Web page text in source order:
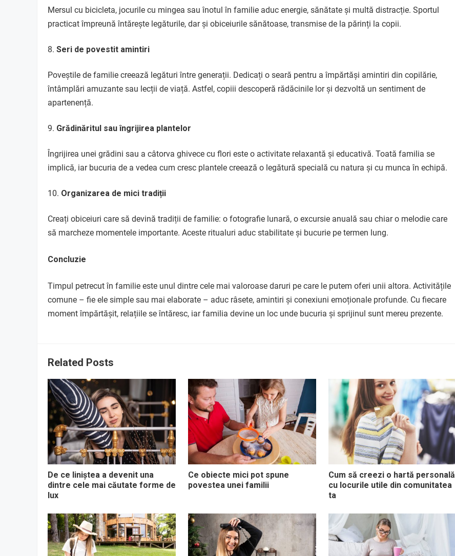
Mersul cu bicicleta, jocurile cu mingea sau înotul în familie aduc energie, sănătate și multă distracție. Sportul
practicat împreună întărește legăturile, dar și obiceiurile sănătoase, transmise de la părinți la copii.
Seri de povestit amintiri
Poveștile de familie creează legături între generații. Dedicați o seară pentru a împărtăși amintiri din copilărie,
întâmplări amuzante sau lecții de viață. Astfel, copiii descoperă rădăcinile lor și dezvoltă un sentiment de
apartenență.
Grădinăritul sau îngrijirea plantelor
Îngrijirea unei grădini sau a câtorva ghivece cu flori este o activitate relaxantă și educativă. Toată familia se
implică, iar bucuria de a vedea cum cresc plantele creează o legătură specială cu natura și cu munca în echipă.
Organizarea de mici tradiții
Creați obiceiuri care să devină tradiții de familie: o fotografie lunară, o excursie anuală sau chiar o melodie care
să marcheze momentele importante. Aceste ritualuri aduc stabilitate și bucurie pe termen lung.
Concluzie
Timpul petrecut în familie este unul dintre cele mai valoroase daruri pe care le putem oferi unii altora. Activitățile
comune – fie ele simple sau mai elaborate – aduc râsete, amintiri și conexiuni emoționale profunde. Cu fiecare
moment împărtășit, relațiile se întăresc, iar familia devine un loc unde bucuria și sprijinul sunt mereu prezente.
Related Posts
De ce liniștea a devenit una
dintre cele mai căutate forme de
lux
Ce obiecte mici pot spune
povestea unei familii
Cum să creezi o hartă personală
cu locurile utile din comunitatea
ta